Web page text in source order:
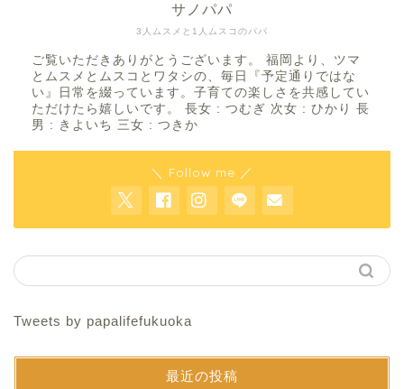
3人ムスメと1人ムスコのパパ
サノパパ
ご覧いただきありがとうございます。 福岡より、ツマ
とムスメとムスコとワタシの、毎日『予定通りではな
い』日常を綴っています。子育ての楽しさを共感してい
ただけたら嬉しいです。 長女 : つむぎ 次女 : ひかり 長
男 : きよいち 三女 : つきか
＼ Follow me ／
Tweets by papalifefukuoka
最近の投稿